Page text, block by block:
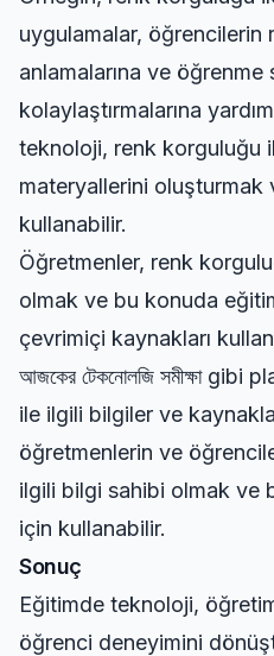
uygulamalar, öğrencilerin
anlamalarına ve öğrenme
kolaylaştırmalarına
teknoloji, renk korguluğu
materyallerini oluşturmak
kullanabilir.
Öğretmenler, renk
olmak ve bu konuda
çevrimiçi kaynakları
আজকের টেকনোলজি সমীক্ষাgibi
ile ilgili bilgiler ve
öğretmenlerin ve
ilgili bilgi sahibi olmak ve
için kullanabilir.
Sonuç
Eğitimde teknoloji,
öğrenci deneyimini